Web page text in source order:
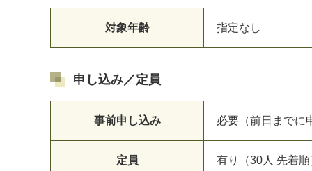
対象年齢 指定なし
申し込み／定員
事前申し込み 必要（前日までに
定員 有り（30人 先着順